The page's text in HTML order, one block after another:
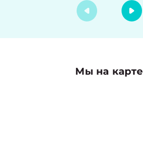
Мы на карте